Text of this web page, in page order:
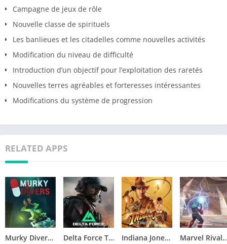
Campagne de jeux de rôle
Nouvelle classe de spirituels
Les banlieues et les citadelles comme nouvelles activités
Modification du niveau de difficulté
Introduction d’un objectif pour l’exploitation des raretés
Nouvelles terres agréables et forteresses intéressantes
Modifications du système de progression
RELATED APPS
Murky Divers Télécharger jeu PC Delta Force Télécharger jeu PC Indiana Jones and the Great Circle Télécharger jeu PC Marvel Rivals